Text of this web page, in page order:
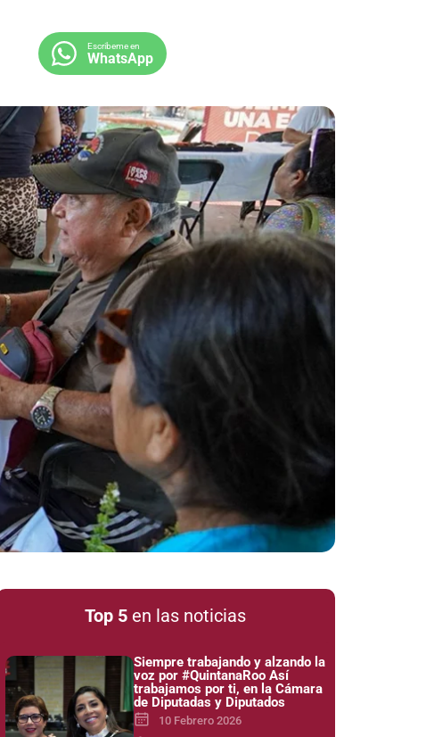
Escribeme en
WhatsApp
Top 5 en las noticias
Siempre trabajando y alzando la
voz por #QuintanaRoo Así
trabajamos por ti, en la Cámara
de Diputadas y Diputados
10 Febrero 2026